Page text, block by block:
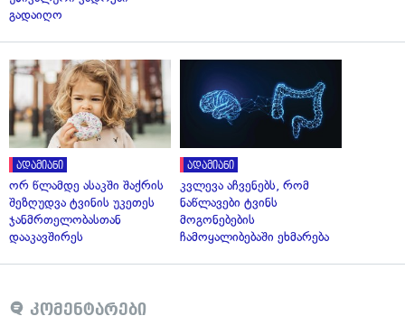
გადაიღო
ადამიანი
ორ წლამდე ასაკში შაქრის
შეზღუდვა ტვინის უკეთეს
ჯანმრთელობასთან
დააკავშირეს
ადამიანი
კვლევა აჩვენებს, რომ
ნაწლავები ტვინს
მოგონებების
ჩამოყალიბებაში ეხმარება
კომენტარები